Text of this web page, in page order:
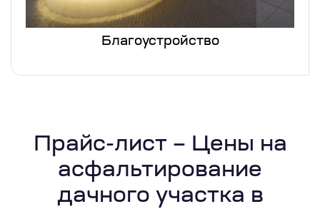
Благоустройство
Прайс-лист – Цены на
асфальтирование
дачного участка в